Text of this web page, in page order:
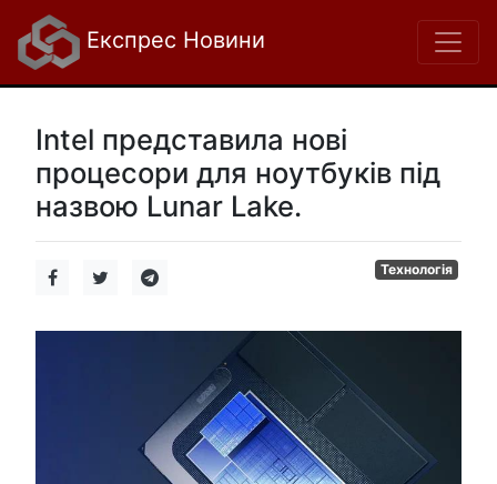
Експрес Новини
Intel представила нові
процесори для ноутбуків під
назвою Lunar Lake.
Технологія